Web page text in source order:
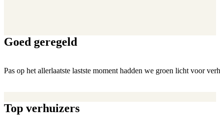
Goed geregeld
Pas op het allerlaatste lastste moment hadden we groen licht voor
Top verhuizers